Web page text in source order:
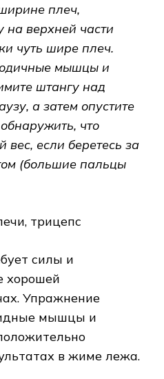
плеч,
на верхней части
чуть шире плеч.
мышцы и
штангу над
а затем опустите
что
если беретесь за
(большие пальцы
трицепс
силы и
хорошей
Упражнение
мышцы и
в жиме лежа.